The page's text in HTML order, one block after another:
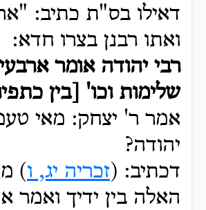
דאילו בס"ת כתיב:
ואתו רבנן בצרו חדא:
רבי יהודה אומר
שלימות וכו' [בין
אמר ר' יצחק: מאי
יהודה?
דכתיב: (זכריה יג, ו)
האלה בין ידיך ואמר